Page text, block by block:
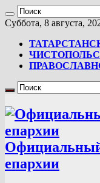
Суббота, 8 августа,
епархии